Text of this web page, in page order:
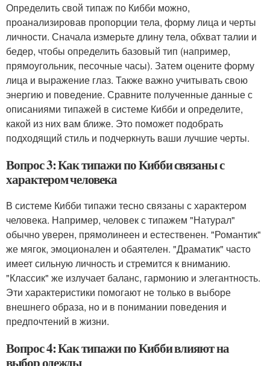
Определить свой типаж по Кибби можно,
проанализировав пропорции тела, форму лица и черты
личности. Сначала измерьте длину тела, обхват талии и
бедер, чтобы определить базовый тип (например,
прямоугольник, песочные часы). Затем оцените форму
лица и выражение глаз. Также важно учитывать свою
энергию и поведение. Сравните полученные данные с
описаниями типажей в системе Кибби и определите,
какой из них вам ближе. Это поможет подобрать
подходящий стиль и подчеркнуть ваши лучшие черты.
Вопрос 3: Как типажи по Кибби связаны с
характером человека
В системе Кибби типажи тесно связаны с характером
человека. Например, человек с типажем "Натурал"
обычно уверен, прямолинеен и естественен. "Романтик"
же мягок, эмоционален и обаятелен. "Драматик" часто
имеет сильную личность и стремится к вниманию.
"Классик" же излучает баланс, гармонию и элегантность.
Эти характеристики помогают не только в выборе
внешнего образа, но и в понимании поведения и
предпочтений в жизни.
Вопрос 4: Как типажи по Кибби влияют на
выбор одежды